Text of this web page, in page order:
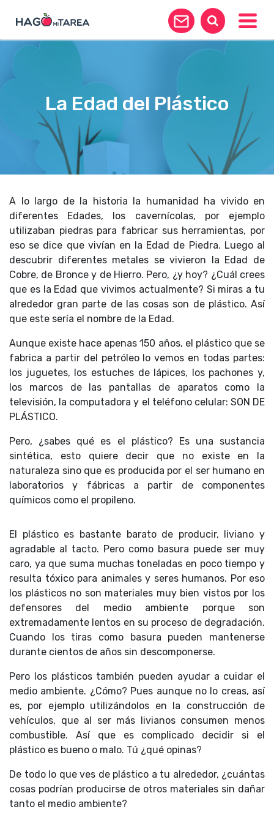
La Edad del Plástico
A lo largo de la historia la humanidad ha vivido en
diferentes Edades, los cavernícolas, por ejemplo
utilizaban piedras para fabricar sus herramientas, por
eso se dice que vivían en la Edad de Piedra. Luego al
descubrir diferentes metales se vivieron la Edad de
Cobre, de Bronce y de Hierro. Pero, ¿y hoy? ¿Cuál crees
que es la Edad que vivimos actualmente? Si miras a tu
alrededor gran parte de las cosas son de plástico. Así
que este sería el nombre de la Edad.
Aunque existe hace apenas 150 años, el plástico que se
fabrica a partir del petróleo lo vemos en todas partes:
los juguetes, los estuches de lápices, los pachones y,
los marcos de las pantallas de aparatos como la
televisión, la computadora y el teléfono celular: SON DE
PLÁSTICO.
Pero, ¿sabes qué es el plástico? Es una sustancia
sintética, esto quiere decir que no existe en la
naturaleza sino que es producida por el ser humano en
laboratorios y fábricas a partir de componentes
químicos como el propileno.
El plástico es bastante barato de producir, liviano y
agradable al tacto. Pero como basura puede ser muy
caro, ya que suma muchas toneladas en poco tiempo y
resulta tóxico para animales y seres humanos. Por eso
los plásticos no son materiales muy bien vistos por los
defensores del medio ambiente porque son
extremadamente lentos en su proceso de degradación.
Cuando los tiras como basura pueden mantenerse
durante cientos de años sin descomponerse.
Pero los plásticos también pueden ayudar a cuidar el
medio ambiente. ¿Cómo? Pues aunque no lo creas, así
es, por ejemplo utilizándolos en la construcción de
vehículos, que al ser más livianos consumen menos
combustible. Así que es complicado decidir si el
plástico es bueno o malo. Tú ¿qué opinas?
De todo lo que ves de plástico a tu alrededor, ¿cuántas
cosas podrían producirse de otros materiales sin dañar
tanto el medio ambiente?